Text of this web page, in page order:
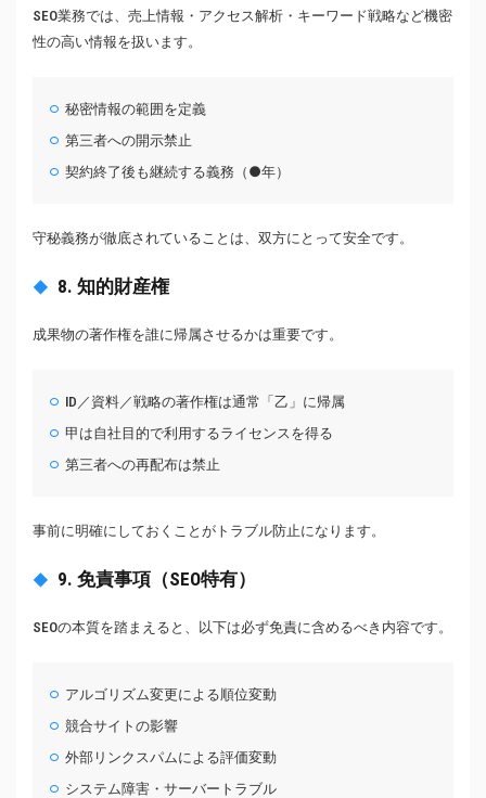
SEO業務では、売上情報・アクセス解析・キーワード戦略など機密
性の高い情報を扱います。
秘密情報の範囲を定義
第三者への開示禁止
契約終了後も継続する義務（●年）
守秘義務が徹底されていることは、双方にとって安全です。
8. 知的財産権
成果物の著作権を誰に帰属させるかは重要です。
ID／資料／戦略の著作権は通常「乙」に帰属
甲は自社目的で利用するライセンスを得る
第三者への再配布は禁止
事前に明確にしておくことがトラブル防止になります。
9. 免責事項（SEO特有）
SEOの本質を踏まえると、以下は必ず免責に含めるべき内容です。
アルゴリズム変更による順位変動
競合サイトの影響
外部リンクスパムによる評価変動
システム障害・サーバートラブル